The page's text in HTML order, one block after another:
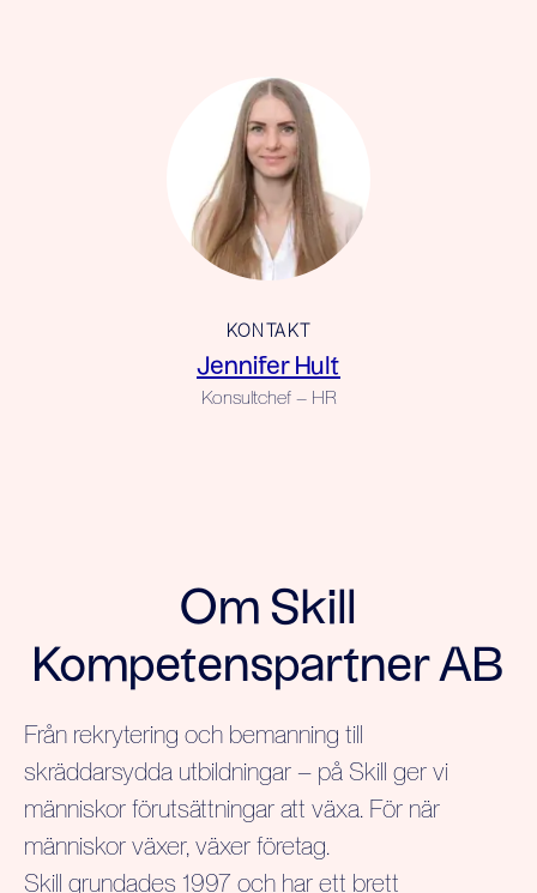
KONTAKT
Jennifer Hult
Konsultchef – HR
Om Skill
Kompetenspartner AB
Från rekrytering och bemanning till
skräddarsydda utbildningar – på Skill ger vi
människor förutsättningar att växa. För när
människor växer, växer företag.
Skill grundades 1997 och har ett brett